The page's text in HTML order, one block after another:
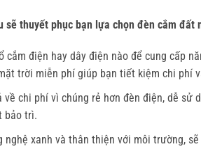
sẽ thuyết phục bạn lựa chọn đèn cắm
cắm điện hay dây điện nào để cung cấp
trời miễn phí giúp bạn tiết kiệm chi phí
về chi phí vì chúng rẻ hơn đèn điện, dễ
bảo trì.
nghệ xanh và thân thiện với môi trường,